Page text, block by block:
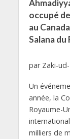
occupé
au
Salana du
par Zaki-
Un
année, la
Royaume-
milliers de